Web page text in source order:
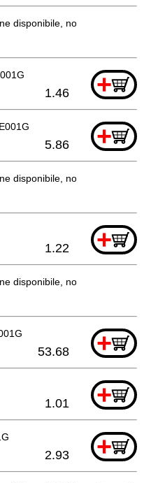
disponibile, non ordinabile
+
1.46
+
5.86
disponibile, non ordinabile
+
1.22
disponibile, non ordinabile
+
53.68
+
1.01
+
2.93